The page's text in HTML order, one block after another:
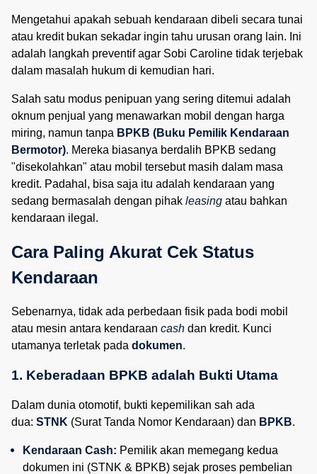
Mengetahui apakah sebuah kendaraan dibeli secara tunai
atau kredit bukan sekadar ingin tahu urusan orang lain. Ini
adalah langkah preventif agar Sobi Caroline tidak terjebak
dalam masalah hukum di kemudian hari.
Salah satu modus penipuan yang sering ditemui adalah
oknum penjual yang menawarkan mobil dengan harga
miring, namun tanpa BPKB (Buku Pemilik Kendaraan
Bermotor). Mereka biasanya berdalih BPKB sedang
"disekolahkan" atau mobil tersebut masih dalam masa
kredit. Padahal, bisa saja itu adalah kendaraan yang
sedang bermasalah dengan pihak leasing atau bahkan
kendaraan ilegal.
Cara Paling Akurat Cek Status
Kendaraan
Sebenarnya, tidak ada perbedaan fisik pada bodi mobil
atau mesin antara kendaraan cash dan kredit. Kunci
utamanya terletak pada dokumen.
1. Keberadaan BPKB adalah Bukti Utama
Dalam dunia otomotif, bukti kepemilikan sah ada
dua: STNK (Surat Tanda Nomor Kendaraan) dan BPKB.
Kendaraan Cash: Pemilik akan memegang kedua
dokumen ini (STNK & BPKB) sejak proses pembelian